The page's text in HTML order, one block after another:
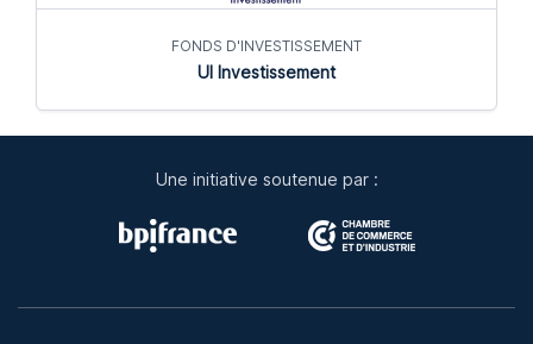
FONDS D'INVESTISSEMENT
UI Investissement
Une initiative soutenue par :